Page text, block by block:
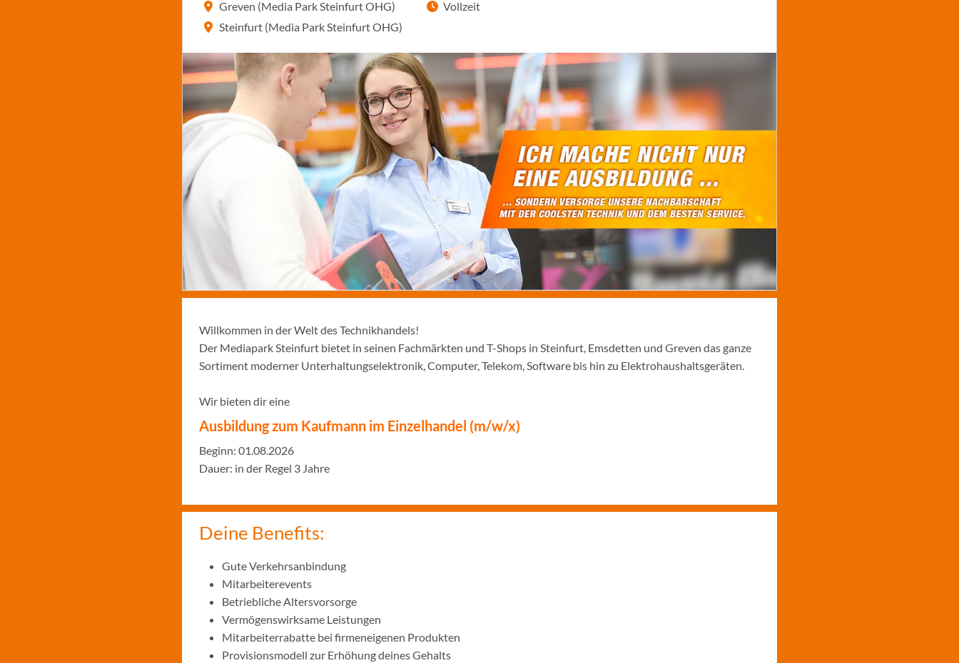
Greven (Media Park Steinfurt OHG)
Steinfurt (Media Park Steinfurt OHG)
Vollzeit
Willkommen in der Welt des Technikhandels!
Der Mediapark Steinfurt bietet in seinen Fachmärkten und T-Shops in Steinfurt, Emsdetten und Greven das ganze
Sortiment moderner Unterhaltungselektronik, Computer, Telekom, Software bis hin zu Elektrohaushaltsgeräten.
Wir bieten dir eine
Ausbildung zum Kaufmann im Einzelhandel (m/w/x)
Beginn: 01.08.2026
Dauer: in der Regel 3 Jahre
Deine Benefits:
Gute Verkehrsanbindung
Mitarbeiterevents
Betriebliche Altersvorsorge
Vermögenswirksame Leistungen
Mitarbeiterrabatte bei firmeneigenen Produkten
Provisionsmodell zur Erhöhung deines Gehalts